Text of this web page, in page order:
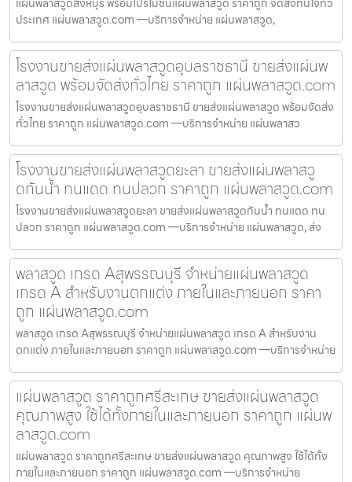
ประเทศ แผ่นพลาสวูด.com —บริการจำหน่าย แผ่นพลาสวูด,
โรงงานขายส่งแผ่นพลาสวูดอุบลราชธานี ขายส่งแผ่นพ
ลาสวูด พร้อมจัดส่งทั่วไทย ราคาถูก แผ่นพลาสวูด.com
โรงงานขายส่งแผ่นพลาสวูดอุบลราชธานี ขายส่งแผ่นพลาสวูด พร้อมจัดส่ง
ทั่วไทย ราคาถูก แผ่นพลาสวูด.com —บริการจำหน่าย แผ่นพลาสว
โรงงานขายส่งแผ่นพลาสวูดยะลา ขายส่งแผ่นพลาสวู
ดกันน้ำ ทนแดด ทนปลวก ราคาถูก แผ่นพลาสวูด.com
โรงงานขายส่งแผ่นพลาสวูดยะลา ขายส่งแผ่นพลาสวูดกันน้ำ ทนแดด ทน
ปลวก ราคาถูก แผ่นพลาสวูด.com —บริการจำหน่าย แผ่นพลาสวูด, ส่ง
พลาสวูด เกรด Aสุพรรณบุรี จำหน่ายแผ่นพลาสวูด
เกรด A สำหรับงานตกแต่ง ภายในและภายนอก ราคา
ถูก แผ่นพลาสวูด.com
พลาสวูด เกรด Aสุพรรณบุรี จำหน่ายแผ่นพลาสวูด เกรด A สำหรับงาน
ตกแต่ง ภายในและภายนอก ราคาถูก แผ่นพลาสวูด.com —บริการจำหน่าย
แผ่นพลาสวูด ราคาถูกศรีสะเกษ ขายส่งแผ่นพลาสวูด
คุณภาพสูง ใช้ได้ทั้งภายในและภายนอก ราคาถูก แผ่นพ
ลาสวูด.com
แผ่นพลาสวูด ราคาถูกศรีสะเกษ ขายส่งแผ่นพลาสวูด คุณภาพสูง ใช้ได้ทั้ง
ภายในและภายนอก ราคาถูก แผ่นพลาสวูด.com —บริการจำหน่าย